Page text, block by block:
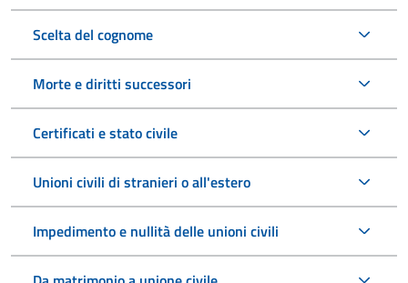
Scelta del cognome
Morte e diritti successori
Certificati e stato civile
Unioni civili di stranieri o all'estero
Impedimento e nullità delle unioni civili